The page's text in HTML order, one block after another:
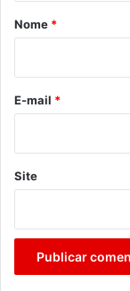
r
*
Nome *
E-mail *
Site